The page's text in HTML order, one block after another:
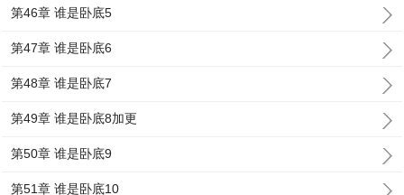
第46章 谁是卧底5
第47章 谁是卧底6
第48章 谁是卧底7
第49章 谁是卧底8加更
第50章 谁是卧底9
第51章 谁是卧底10